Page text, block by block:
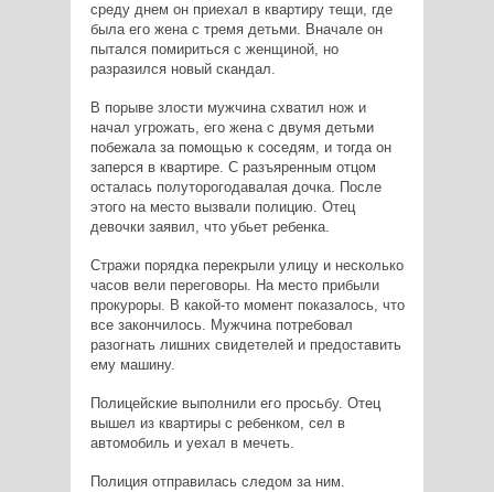
среду днем он приехал в квартиру тещи, где
была его жена с тремя детьми. Вначале он
пытался помириться с женщиной, но
разразился новый скандал.
В порыве злости мужчина схватил нож и
начал угрожать, его жена с двумя детьми
побежала за помощью к соседям, и тогда он
заперся в квартире. С разъяренным отцом
осталась полуторогодавалая дочка. После
этого на место вызвали полицию. Отец
девочки заявил, что убьет ребенка.
Стражи порядка перекрыли улицу и несколько
часов вели переговоры. На место прибыли
прокуроры. В какой-то момент показалось, что
все закончилось. Мужчина потребовал
разогнать лишних свидетелей и предоставить
ему машину.
Полицейские выполнили его просьбу. Отец
вышел из квартиры с ребенком, сел в
автомобиль и уехал в мечеть.
Полиция отправилась следом за ним.